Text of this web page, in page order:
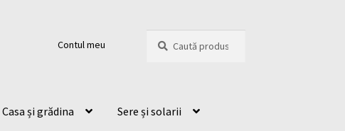
Contul meu
după:
Casa și grădina Sere și solarii